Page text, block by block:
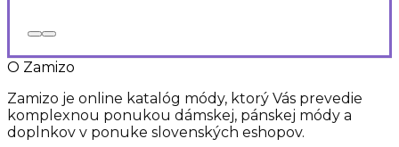
O Zamizo
Zamizo je online katalóg módy, ktorý Vás prevedie
komplexnou ponukou dámskej, pánskej módy a
doplnkov v ponuke slovenských eshopov.